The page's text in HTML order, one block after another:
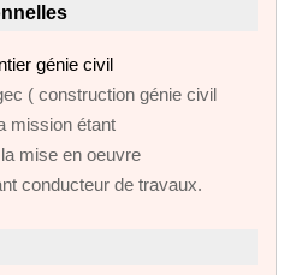
génie civil
( construction génie civil
mission étant
mise en oeuvre
conducteur de travaux.